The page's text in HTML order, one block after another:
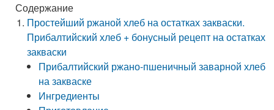
Содержание
Простейший ржаной хлеб на остатках закваски.
Прибалтийский хлеб + бонусный рецепт на остатках
закваски
Прибалтийский ржано-пшеничный заварной хлеб
на закваске
Ингредиенты